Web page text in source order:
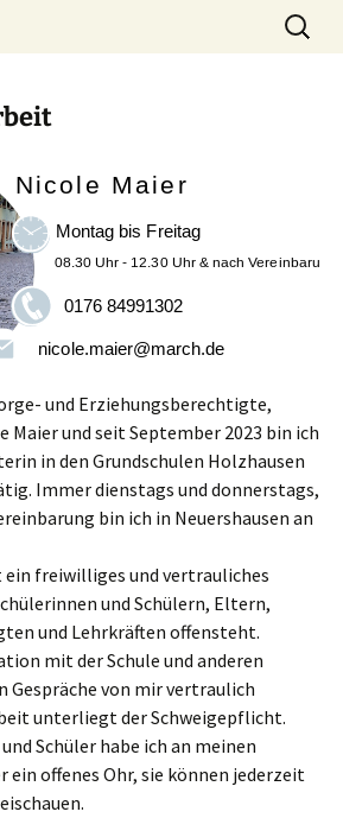
NeuershausenSuchen
nach:
und Erziehungsberechtigte,
Maier und seit September 2023 bin ich
in den Grundschulen Holzhausen
Immer dienstags und donnerstags,
bin ich in Neuershausen an
freiwilliges und vertrauliches
und Schülern, Eltern,
und Lehrkräften offensteht.
mit der Schule und anderen
von mir vertraulich
unterliegt der Schweigepflicht.
Schüler habe ich an meinen
ein offenes Ohr, sie können jederzeit